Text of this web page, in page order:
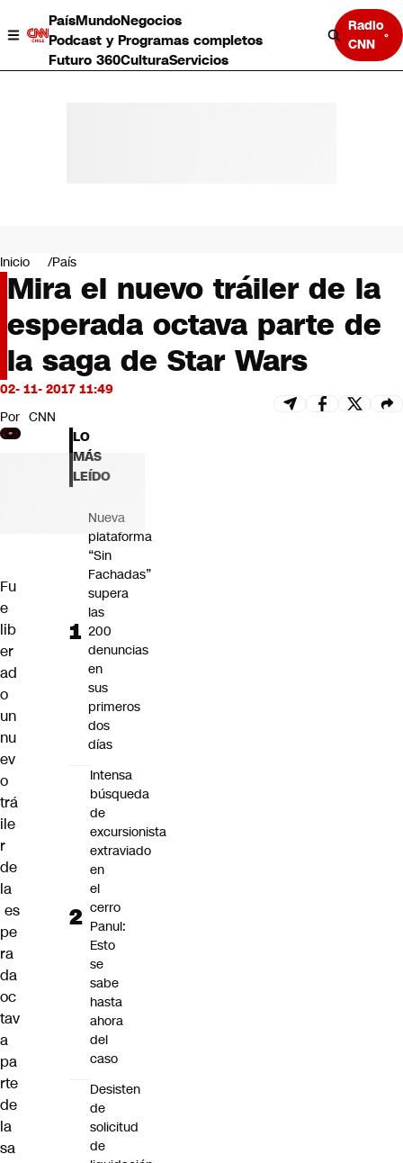
PaísMundoNegocios
Podcast y Programas completos
Futuro 360CulturaServicios
Radio
CNN
Negocios
Deportes
Programas completos
Cultura
Servicios
Bits
CNN Data
CNN tiempo
Futuro 360
Opinión
Inicio País
Mira el nuevo tráiler de la
esperada octava parte de
la saga de Star Wars
02- 11- 2017 11:49
Por CNN
Fu
e
lib
er
ad
o
un
nu
ev
o
trá
ile
r
de
la
es
pe
ra
da
oc
tav
a
pa
rte
de
la
sa
LO
MÁS
LEÍDO
Nueva
plataforma
“Sin
Fachadas”
supera
las
200
denuncias
en
sus
primeros
dos
días
Intensa
búsqueda
de
excursionista
extraviado
en
el
cerro
Panul:
Esto
se
sabe
hasta
ahora
del
caso
Desisten
de
solicitud
de